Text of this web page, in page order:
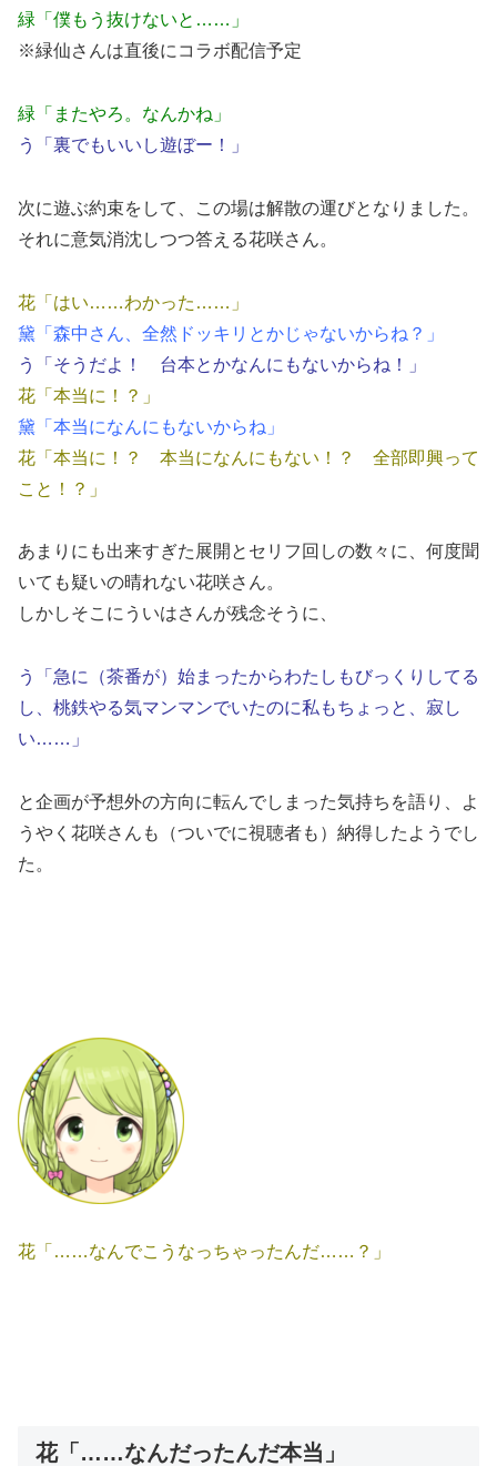
緑「僕もう抜けないと……」
※緑仙さんは直後にコラボ配信予定
緑「またやろ。なんかね」
う「裏でもいいし遊ぼー！」
次に遊ぶ約束をして、この場は解散の運びとなりました。
それに意気消沈しつつ答える花咲さん。
花「はい……わかった……」
黛「森中さん、全然ドッキリとかじゃないからね？」
う「そうだよ！ 台本とかなんにもないからね！」
花「本当に！？」
黛「本当になんにもないからね」
花「本当に！？ 本当になんにもない！？ 全部即興って
こと！？」
あまりにも出来すぎた展開とセリフ回しの数々に、何度聞
いても疑いの晴れない花咲さん。
しかしそこにういはさんが残念そうに、
う「急に（茶番が）始まったからわたしもびっくりしてる
し、桃鉄やる気マンマンでいたのに私もちょっと、寂し
い……」
と企画が予想外の方向に転んでしまった気持ちを語り、よ
うやく花咲さんも（ついでに視聴者も）納得したようでし
た。
花「……なんでこうなっちゃったんだ……？」
花「……なんだったんだ本当」